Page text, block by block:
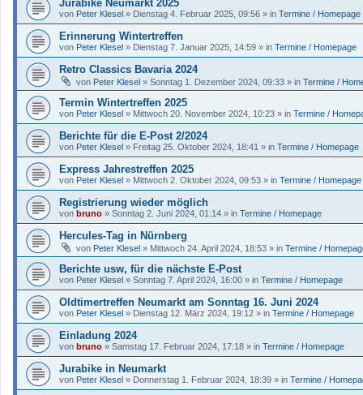
Jurabike Neumarkt 2025
von Peter Klesel » Dienstag 4. Februar 2025, 09:56 » in Termine / Homepage
Erinnerung Wintertreffen
von Peter Klesel » Dienstag 7. Januar 2025, 14:59 » in Termine / Homepage
Retro Classics Bavaria 2024
von Peter Klesel » Sonntag 1. Dezember 2024, 09:33 » in Termine /
Termin Wintertreffen 2025
von Peter Klesel » Mittwoch 20. November 2024, 10:23 » in Termine /
Berichte für die E-Post 2/2024
von Peter Klesel » Freitag 25. Oktober 2024, 18:41 » in Termine / Homepage
Express Jahrestreffen 2025
von Peter Klesel » Mittwoch 2. Oktober 2024, 09:53 » in Termine / Homepage
Registrierung wieder möglich
von bruno » Sonntag 2. Juni 2024, 01:14 » in Termine / Homepage
Hercules-Tag in Nürnberg
von Peter Klesel » Mittwoch 24. April 2024, 18:53 » in Termine /
Berichte usw, für die nächste E-Post
von Peter Klesel » Sonntag 7. April 2024, 16:00 » in Termine / Homepage
Oldtimertreffen Neumarkt am Sonntag 16. Juni 2024
von Peter Klesel » Dienstag 12. März 2024, 19:12 » in Termine / Homepage
Einladung 2024
von bruno » Samstag 17. Februar 2024, 17:18 » in Termine / Homepage
Jurabike in Neumarkt
von Peter Klesel » Donnerstag 1. Februar 2024, 18:39 » in Termine /